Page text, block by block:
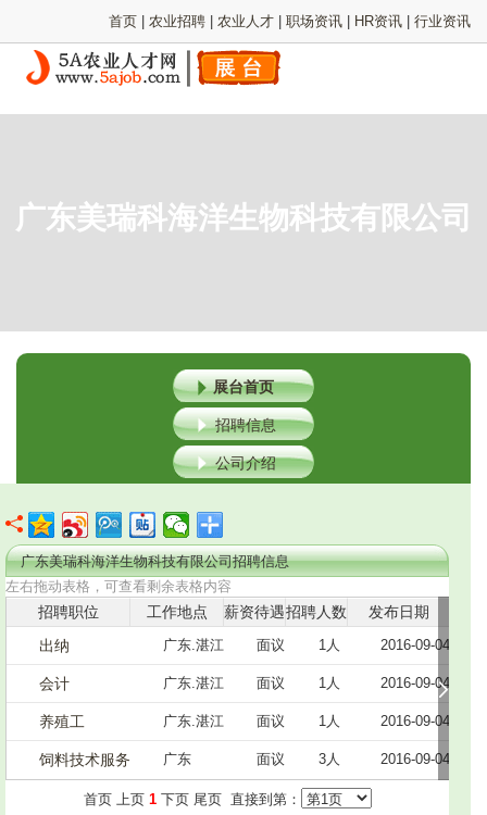
首页 农业招聘 农业人才 职场资讯 HR资讯 行业资讯
广东美瑞科海洋生物科技有限公司
展台首页
招聘信息
公司介绍
广东美瑞科海洋生物科技有限公司招聘信息
左右拖动表格，可查看剩余表格内容
招聘职位 工作地点 薪资待遇招聘人数
发布日期
出纳
广东.湛江 面议 1人 2016-09-04
会计 广东.湛江 面议 1人 2016-09-04
养殖工 广东.湛江 面议 1人 2016-09-04
饲料技术服务 广东 面议 3人 2016-09-04
首页 上页 1下页 尾页 直接到第：